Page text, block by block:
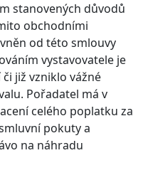
stanovených důvodů
obchodními
od této smlouvy
vystavovatele je
již vzniklo vážné
Pořadatel má v
celého poplatku za
pokuty a
na náhradu